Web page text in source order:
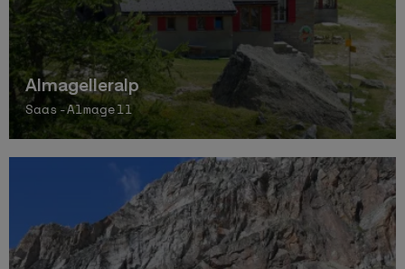
Almagelleralp
Saas-Almagell